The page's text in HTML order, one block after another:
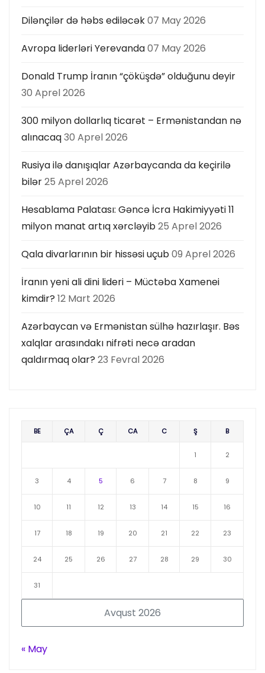
Dilənçilər də həbs ediləcək07 May 2026
Avropa liderləri Yerevanda07 May 2026
Donald Trump İranın “çöküşdə” olduğunu deyir
30 Aprel 2026
300 milyon dollarlıq ticarət – Ermənistandan nə
alınacaq30 Aprel 2026
Rusiya ilə danışıqlar Azərbaycanda da keçirilə
bilər25 Aprel 2026
Hesablama Palatası: Gəncə İcra Hakimiyyəti 11
milyon manat artıq xərcləyib25 Aprel 2026
Qala divarlarının bir hissəsi uçub09 Aprel 2026
İranın yeni ali dini lideri – Müctəba Xamenei
kimdir? 12 Mart 2026
Azərbaycan və Ermənistan sülhə hazırlaşır. Bəs
xalqlar arasındakı nifrəti necə aradan
qaldırmaq olar? 23 Fevral 2026
Avqust 2026
BE ÇA Ç CA C Ş B
1 2
3 4 5 6 7 8 9
10 11 12 13 14 15 16
17 18 19 20 21 22 23
24 25 26 27 28 29 30
31
« May